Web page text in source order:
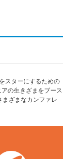
スターにするための
の生きざまをブース
ざまなカンファレ